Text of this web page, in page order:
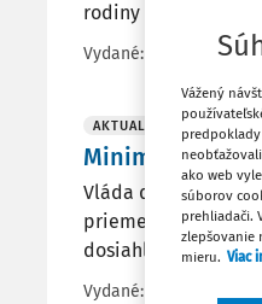
rodiny SR vynaloží
Vydané: 25. 8. 2020 /
AKTUALITY
Minimálna
Vláda dnes
priemernej mzdy v
dosiahli v čase
Vydané:
Vážený
ako web
súborov
prehliadači.
zlepšovanie
mieru. Viac